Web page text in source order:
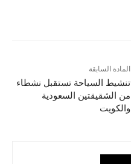
المادة السابقة
تنشيط السياحة تستقبل نشطاء
من الشقيقتين السعودية
والكويت